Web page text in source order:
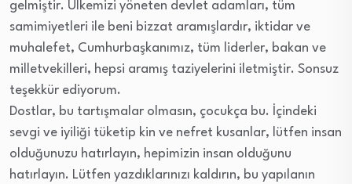
gelmiştir. Ülkemizi yöneten devlet adamları, tüm
samimiyetleri ile beni bizzat aramışlardır, iktidar ve
muhalefet, Cumhurbaşkanımız, tüm liderler, bakan ve
milletvekilleri, hepsi aramış taziyelerini iletmiştir. Sonsuz
teşekkür ediyorum.
Dostlar, bu tartışmalar olmasın, çocukça bu. İçindeki
sevgi ve iyiliği tüketip kin ve nefret kusanlar, lütfen insan
olduğunuzu hatırlayın, hepimizin insan olduğunu
hatırlayın. Lütfen yazdıklarınızı kaldırın, bu yapılanın